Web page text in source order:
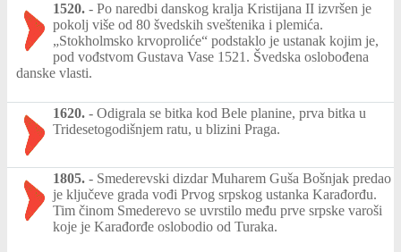
1520. - Po naredbi danskog kralja Kristijana II izvršen je
pokolj više od 80 švedskih sveštenika i plemića.
„Stokholmsko krvoproliće“ podstaklo je ustanak kojim je,
pod vođstvom Gustava Vase 1521. Švedska oslobođena
danske vlasti.
1620. - Odigrala se bitka kod Bele planine, prva bitka u
Tridesetogodišnjem ratu, u blizini Praga.
1805. - Smederevski dizdar Muharem Guša Bošnjak predao
je ključeve grada vođi Prvog srpskog ustanka Karađorđu.
Tim činom Smederevo se uvrstilo među prve srpske varoši
koje je Karađorđe oslobodio od Turaka.